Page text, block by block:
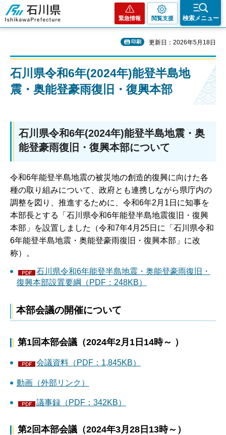
石川県
緊急情報 閲覧支援 検索メニュー
印刷 更新日：2026年5月18日
石川県令和6年(2024年)能登半島地
震・奥能登豪雨復旧・復興本部
石川県令和6年(2024年)能登半島地震・奥
能登豪雨復旧・復興本部について
令和6年能登半島地震の被災地の創造的復興に向けた各
種の取り組みについて、政府とも連携しながら県庁内の
調整を図り、推進するために、令和6年2月1日に知事を
本部長とする「石川県令和6年能登半島地震復旧・復興
本部」を設置しました（令和7年4月25日に「石川県令和
6年能登半島地震・奥能登豪雨復旧・復興本部」に改
称）。
石川県令和6年能登半島地震・奥能登豪雨復旧・
復興本部設置要綱（PDF：248KB）
本部会議の開催について
第1回本部会議（2024年2月1日14時～ ）
会議資料（PDF：1,845KB）
動画（外部リンク）
議事録（PDF：342KB）
第2回本部会議（2024年3月28日13時～）